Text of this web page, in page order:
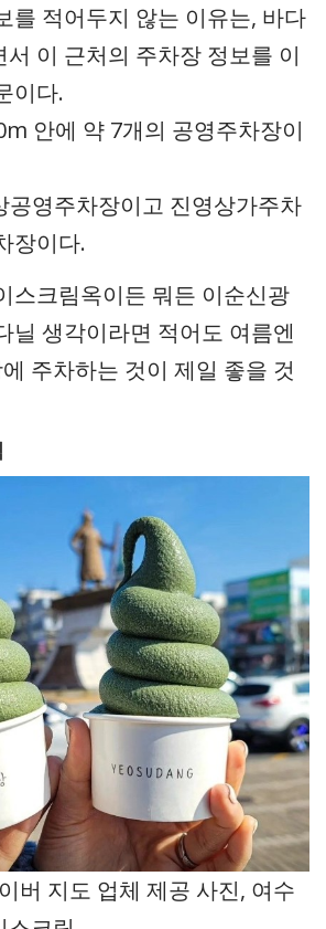
를 적어두지 않는 이유는, 바다
이 근처의 주차장 정보를 이
이다.
안에 약 7개의 공영주차장이
공영주차장이고 진영상가주차
장이다.
스크림옥이든 뭐든 이순신광
닐 생각이라면 적어도 여름엔
주차하는 것이 제일 좋을 것
버 지도 업체 제공 사진, 여수